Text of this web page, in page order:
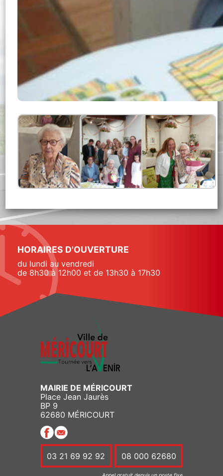
HORAIRES D'OUVERTURE
du lundi au vendredi
de 8h30 à 12h00 et de 13h30 à 17h30
MAIRIE DE MÉRICOURT
Place Jean Jaurès
BP 9
62680 MÉRICOURT
03 21 69 92 92 08 000 62680